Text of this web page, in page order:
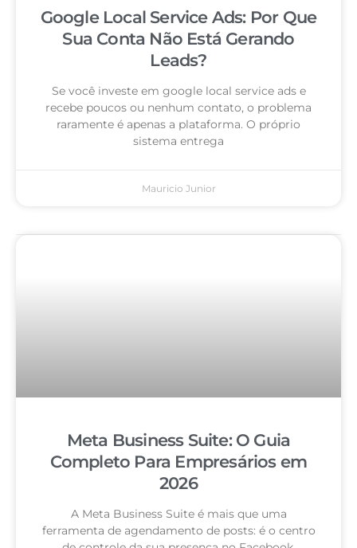
Google Local Service Ads: Por Que
Sua Conta Não Está Gerando
Leads?
Se você investe em google local service ads e
recebe poucos ou nenhum contato, o problema
raramente é apenas a plataforma. O próprio
sistema entrega
Mauricio Junior
Meta Business Suite: O Guia
Completo Para Empresários em
2026
A Meta Business Suite é mais que uma
ferramenta de agendamento de posts: é o centro